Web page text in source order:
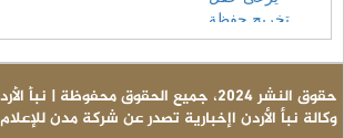
© حقوق النشر 2024، جميع الحقوق محفوظة | نبأ الأردن
وكالة نبأ الأردن اإخبارية تصدر عن شركة مدن للإعلام